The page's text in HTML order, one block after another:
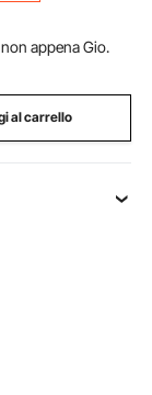
non appena Gio.
al carrello